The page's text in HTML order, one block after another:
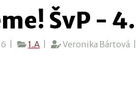
ŠvP -
| 1.A Veronika Bártová |